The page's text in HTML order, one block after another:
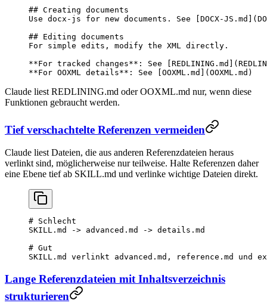
## Creating documents
Use docx-js for new documents. See [ DOCX-JS.md ](
## Editing documents
For simple edits, modify the XML directly.
**For tracked changes** : See [ REDLINING.md ](
**For OOXML details** : See [ OOXML.md ]( OOXML.md )
Claude liest REDLINING.md oder OOXML.md nur, wenn diese
Funktionen gebraucht werden.
Tief verschachtelte Referenzen vermeiden
Claude liest Dateien, die aus anderen Referenzdateien heraus
verlinkt sind, möglicherweise nur teilweise. Halte Referenzen daher
eine Ebene tief ab SKILL.md und verlinke wichtige Dateien direkt.
# Schlecht
SKILL.md -> advanced.md -> details.md
# Gut
SKILL.md verlinkt advanced.md, reference.md und
Lange Referenzdateien mit Inhaltsverzeichnis
strukturieren